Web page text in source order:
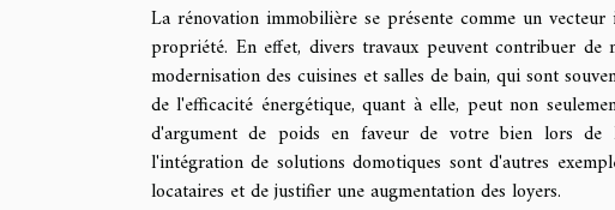
La rénovation immobilière se présente comme un
propriété. En effet, divers travaux peuvent contribuer de
modernisation des cuisines et salles de bain, qui sont
de l'efficacité énergétique, quant à elle, peut non
d'argument de poids en faveur de votre bien lors de
l'intégration de solutions domotiques sont d'autres
locataires et de justifier une augmentation des loyers.